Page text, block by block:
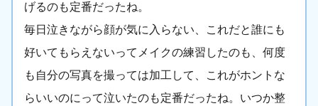
げるのも定番だったね。
毎日泣きながら顔が気に入らない、これだと誰にも
好いてもらえないってメイクの練習したのも、何度
も自分の写真を撮っては加工して、これがホントな
らいいのにって泣いたのも定番だったね。いつか整